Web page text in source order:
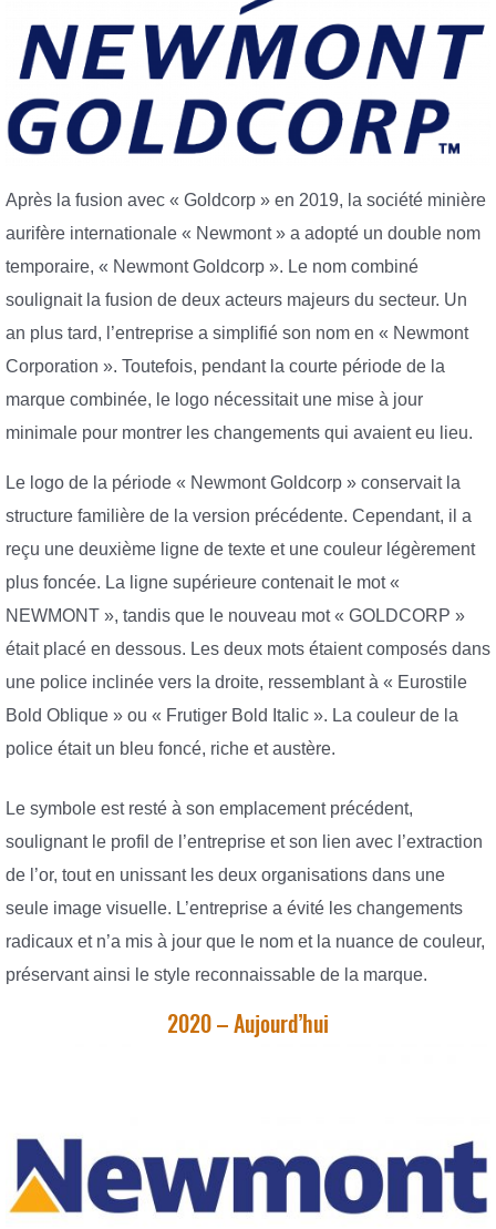
Après la fusion avec « Goldcorp » en 2019, la société minière
aurifère internationale « Newmont » a adopté un double nom
temporaire, « Newmont Goldcorp ». Le nom combiné
soulignait la fusion de deux acteurs majeurs du secteur. Un
an plus tard, l’entreprise a simplifié son nom en « Newmont
Corporation ». Toutefois, pendant la courte période de la
marque combinée, le logo nécessitait une mise à jour
minimale pour montrer les changements qui avaient eu lieu.
Le logo de la période « Newmont Goldcorp » conservait la
structure familière de la version précédente. Cependant, il a
reçu une deuxième ligne de texte et une couleur légèrement
plus foncée. La ligne supérieure contenait le mot «
NEWMONT », tandis que le nouveau mot « GOLDCORP »
était placé en dessous. Les deux mots étaient composés dans
une police inclinée vers la droite, ressemblant à « Eurostile
Bold Oblique » ou « Frutiger Bold Italic ». La couleur de la
police était un bleu foncé, riche et austère.
Le symbole est resté à son emplacement précédent,
soulignant le profil de l’entreprise et son lien avec l’extraction
de l’or, tout en unissant les deux organisations dans une
seule image visuelle. L’entreprise a évité les changements
radicaux et n’a mis à jour que le nom et la nuance de couleur,
préservant ainsi le style reconnaissable de la marque.
2020 – Aujourd’hui